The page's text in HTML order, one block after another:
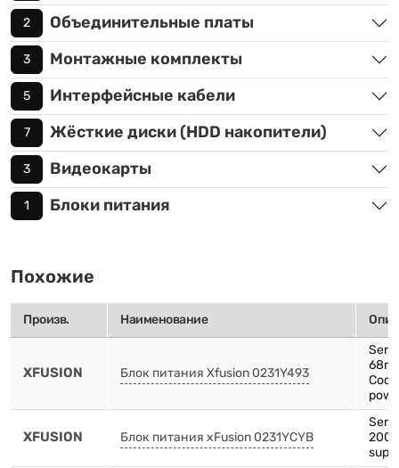
2 Объединительные платы
3 Монтажные комплекты
5 Интерфейсные кабели
7 Жёсткие диски (HDD накопители)
3 Видеокарты
1 Блоки питания
Похожие
Произв. Наименование
XFUSION Блок питания Xfusion 0231Y493
XFUSION Блок питания xFusion 0231YCYB